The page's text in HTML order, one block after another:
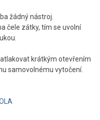
žádný nástroj.
čele zátky, tím se uvolní
krátkým otevřením
samovolnému vytočení.